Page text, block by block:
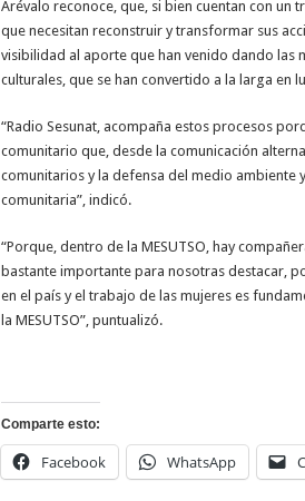
Arévalo reconoce, que, si bien cuentan con
que necesitan reconstruir y transformar sus
visibilidad al aporte que han venido dando las
culturales, que se han convertido a la larga en
“Radio Sesunat, acompaña estos procesos
comunitario que, desde la comunicación
comunitarios y la defensa del medio ambiente
comunitaria”, indicó.
“Porque, dentro de la MESUTSO, hay
bastante importante para nosotras destacar,
en el país y el trabajo de las mujeres es
la MESUTSO”, puntualizó.
Comparte esto:
Facebook WhatsApp